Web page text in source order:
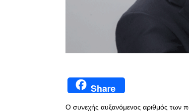
Share
Ο συνεχής αυξανόμενος αριθμός των